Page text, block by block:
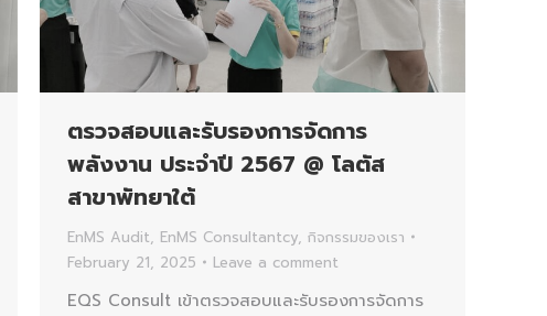
ตรวจสอบและรับรองการจัดการ
พลังงาน ประจำปี 2567 @ โลตัส
สาขาพัทยาใต้
EnMS Audit, EnMS Consultantcy, กิจกรรมของเรา
February 21, 2025
Leave a comment
EQS Consult เข้าตรวจสอบและรับรองการจัดการ